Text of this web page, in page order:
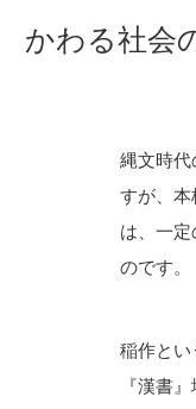
かわる社会
縄文時代
すが、本
は、一
のです。
稲作とい
『漢書